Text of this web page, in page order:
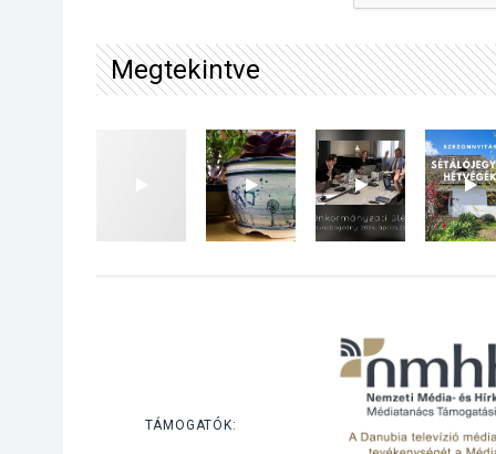
Megtekintve
TÁMOGATÓK: